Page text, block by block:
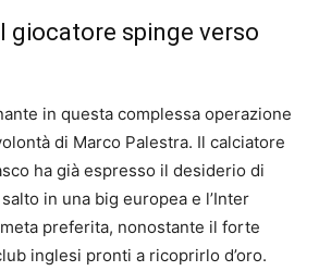
giocatore spinge verso
in questa complessa operazione
di Marco Palestra. Il calciatore
ha già espresso il desiderio di
in una big europea e l’Inter
preferita, nonostante il forte
inglesi pronti a ricoprirlo d’oro.